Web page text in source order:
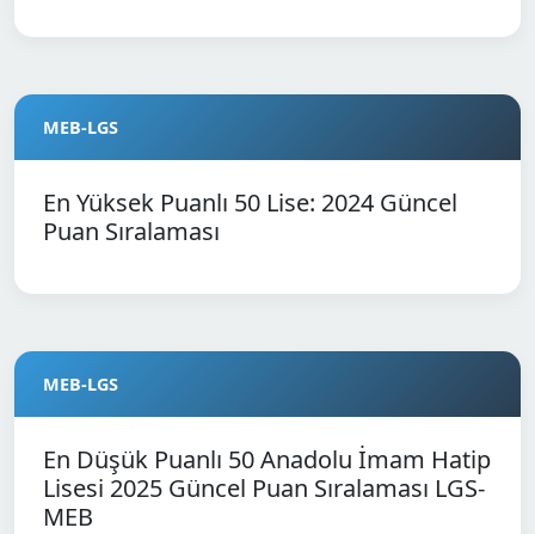
MEB-LGS
En Yüksek Puanlı 50 Lise: 2024 Güncel
Puan Sıralaması
MEB-LGS
En Düşük Puanlı 50 Anadolu İmam Hatip
Lisesi 2025 Güncel Puan Sıralaması LGS-
MEB